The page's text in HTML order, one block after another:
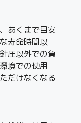
あくまで目安
寿命時間以
圧以外での負
境での使用
だけなくなる